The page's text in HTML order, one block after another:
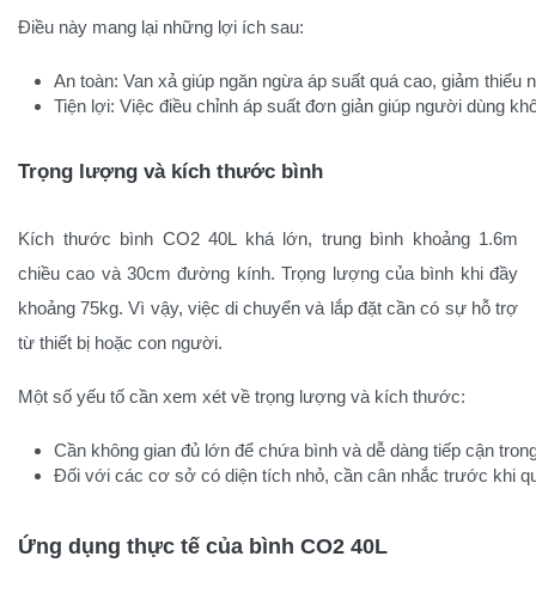
Điều này mang lại những lợi ích sau:
An toàn: Van xả giúp ngăn ngừa áp suất quá cao, giảm thiểu
Tiện lợi: Việc điều chỉnh áp suất đơn giản giúp người dùng
Trọng lượng và kích thước bình
Kích thước bình CO2 40L khá lớn, trung bình khoảng 1.6m
chiều cao và 30cm đường kính. Trọng lượng của bình khi đầy
khoảng 75kg. Vì vậy, việc di chuyển và lắp đặt cần có sự hỗ trợ
từ thiết bị hoặc con người.
Một số yếu tố cần xem xét về trọng lượng và kích thước:
Cần không gian đủ lớn để chứa bình và dễ dàng tiếp cận
Đối với các cơ sở có diện tích nhỏ, cần cân nhắc trước khi
Ứng dụng thực tế của bình CO2 40L